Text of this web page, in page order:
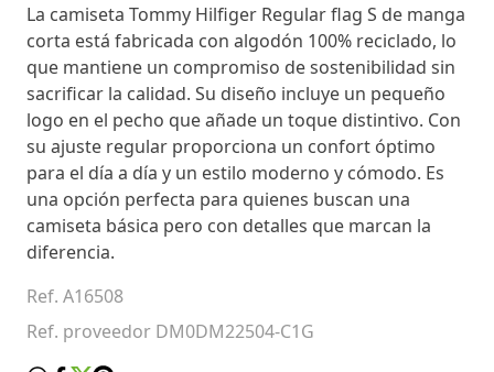
La camiseta Tommy Hilfiger Regular flag S de manga
corta está fabricada con algodón 100% reciclado, lo
que mantiene un compromiso de sostenibilidad sin
sacrificar la calidad. Su diseño incluye un pequeño
logo en el pecho que añade un toque distintivo. Con
su ajuste regular proporciona un confort óptimo
para el día a día y un estilo moderno y cómodo. Es
una opción perfecta para quienes buscan una
camiseta básica pero con detalles que marcan la
diferencia.
Ref. A16508
Ref. proveedor DM0DM22504-C1G